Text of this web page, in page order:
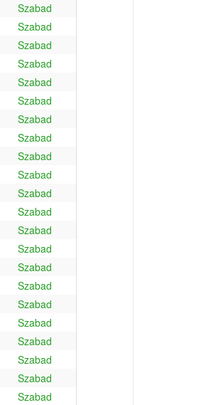
Szabad
Szabad
Szabad
Szabad
Szabad
Szabad
Szabad
Szabad
Szabad
Szabad
Szabad
Szabad
Szabad
Szabad
Szabad
Szabad
Szabad
Szabad
Szabad
Szabad
Szabad
Szabad